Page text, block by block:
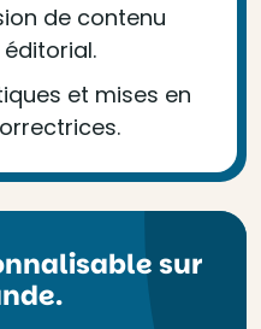
de contenu
et mises en
sur